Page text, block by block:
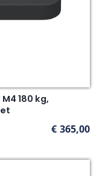
180 kg,
€ 365,00